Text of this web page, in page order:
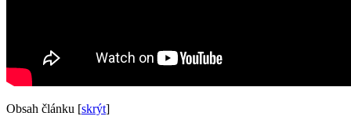
Obsah článku [skrýt]